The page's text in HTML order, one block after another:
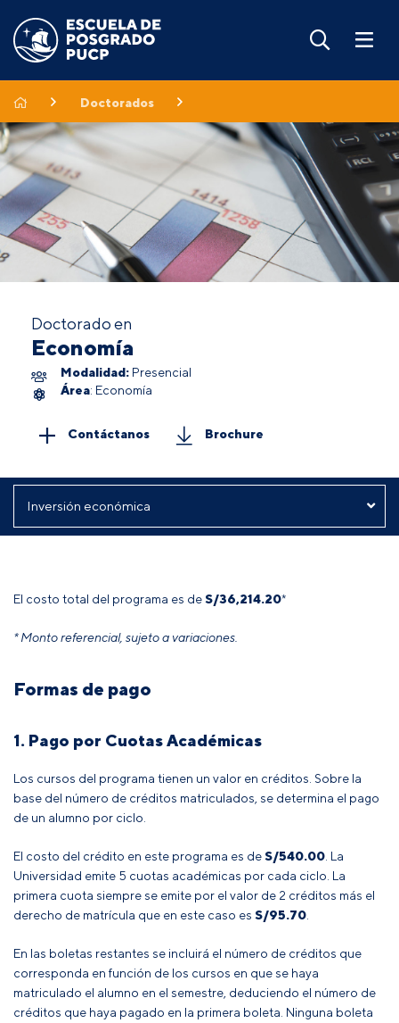
Doctorados
Doctorado en
Economía
Modalidad: Presencial
Área: Economía
Contáctanos Brochure
El costo total del programa es deS/36,214.20*
* Monto referencial, sujeto a variaciones.
Formas de pago
1. Pago por Cuotas Académicas
Los cursos del programa tienen un valor en créditos. Sobre la
base del número de créditos matriculados, se determina el pago
de un alumno por ciclo.
El costo del crédito en este programa es deS/540.00 . La
Universidad emite 5 cuotas académicas por cada ciclo. La
primera cuota siempre se emite por el valor de 2 créditos más el
derecho de matrícula que en este caso es S/95.70
En las boletas restantes se incluirá el número de créditos que
corresponda en función de los cursos en que se haya
matriculado el alumno en el semestre, deduciendo el número de
créditos que haya pagado en la primera boleta . Ninguna boleta